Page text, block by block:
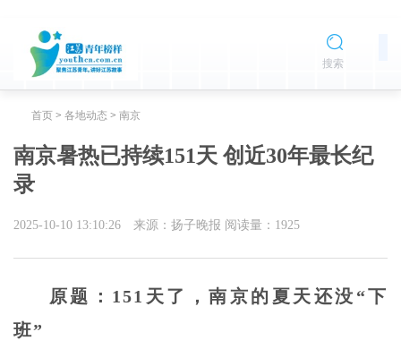
搜索
首页 > 各地动态 > 南京
南京暑热已持续151天 创近30年最长纪
录
2025-10-10 13:10:26 来源：扬子晚报 阅读量： 1925
原题：151天了，南京的夏天还没“下
班”